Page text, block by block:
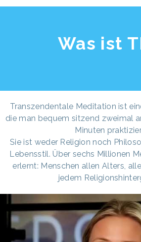
Was ist
Transzendentale Meditation ist
die man bequem sitzend zweimal
Minuten
Sie ist weder Religion noch
Lebensstil. Über sechs Millionen
erlernt: Menschen allen Alters,
jedem